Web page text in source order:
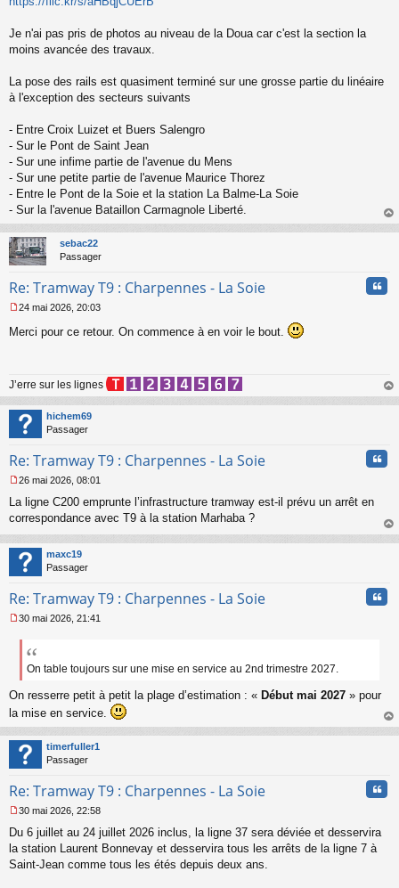
u
Je n'ai pas pris de photos au niveau de la Doua car c'est la section la
moins avancée des travaux.
La pose des rails est quasiment terminé sur une grosse partie du linéaire
à l'exception des secteurs suivants
- Entre Croix Luizet et Buers Salengro
- Sur le Pont de Saint Jean
- Sur une infime partie de l'avenue du Mens
- Sur une petite partie de l'avenue Maurice Thorez
- Entre le Pont de la Soie et la station La Balme-La Soie
- Sur la l'avenue Bataillon Carmagnole Liberté.
au
sebac22
Passager
Re: Tramway T9 : Charpennes - La Soie
e
g
e
n
o
n
u
24 mai 2026, 20:03
Merci pour ce retour. On commence à en voir le bout.
J’erre sur les lignes
au
hichem69
Passager
Re: Tramway T9 : Charpennes - La Soie
e
s
a
g
e
o
l
26 mai 2026, 08:01
La ligne C200 emprunte l’infrastructure tramway est-il prévu un arrêt en
correspondance avec T9 à la station Marhaba ?
au
maxc19
Passager
Re: Tramway T9 : Charpennes - La Soie
e
a
g
o
n
30 mai 2026, 21:41
On table toujours sur une mise en service au 2nd trimestre 2027.
On resserre petit à petit la plage d’estimation : « Début mai 2027 » pour
la mise en service.
au
timerfuller1
Passager
Re: Tramway T9 : Charpennes - La Soie
e
s
s
30 mai 2026, 22:58
Du 6 juillet au 24 juillet 2026 inclus, la ligne 37 sera déviée et desservira
la station Laurent Bonnevay et desservira tous les arrêts de la ligne 7 à
Saint-Jean comme tous les étés depuis deux ans.